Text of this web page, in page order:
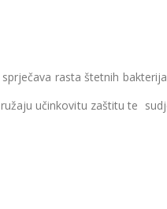
rasta štetnih
učinkovitu zaštitu te